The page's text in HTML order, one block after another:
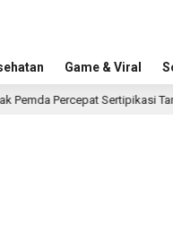
Game & Viral
Percepat Sertipikasi Tanah